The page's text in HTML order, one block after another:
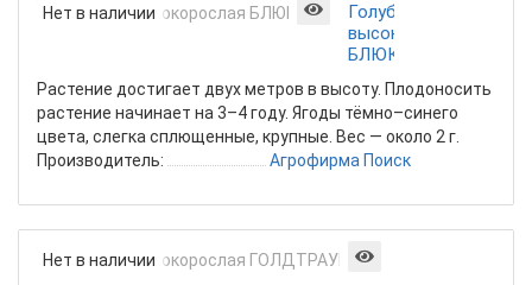
Нет в наличии
Голубика
высокорослая
БЛЮКРОП
Растение достигает двух метров в высоту. Плодоносить
растение начинает на 3–4 году. Ягоды тёмно–синего
цвета, слегка сплющенные, крупные. Вес — около 2 г.
Производитель:
Агрофирма Поиск
Нет в наличии